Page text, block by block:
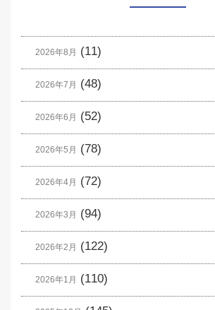
2026年8月 (11)
2026年7月 (48)
2026年6月 (52)
2026年5月 (78)
2026年4月 (72)
2026年3月 (94)
2026年2月 (122)
2026年1月 (110)